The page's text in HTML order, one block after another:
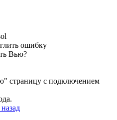
ошибку
Вью?
страницу с подключением